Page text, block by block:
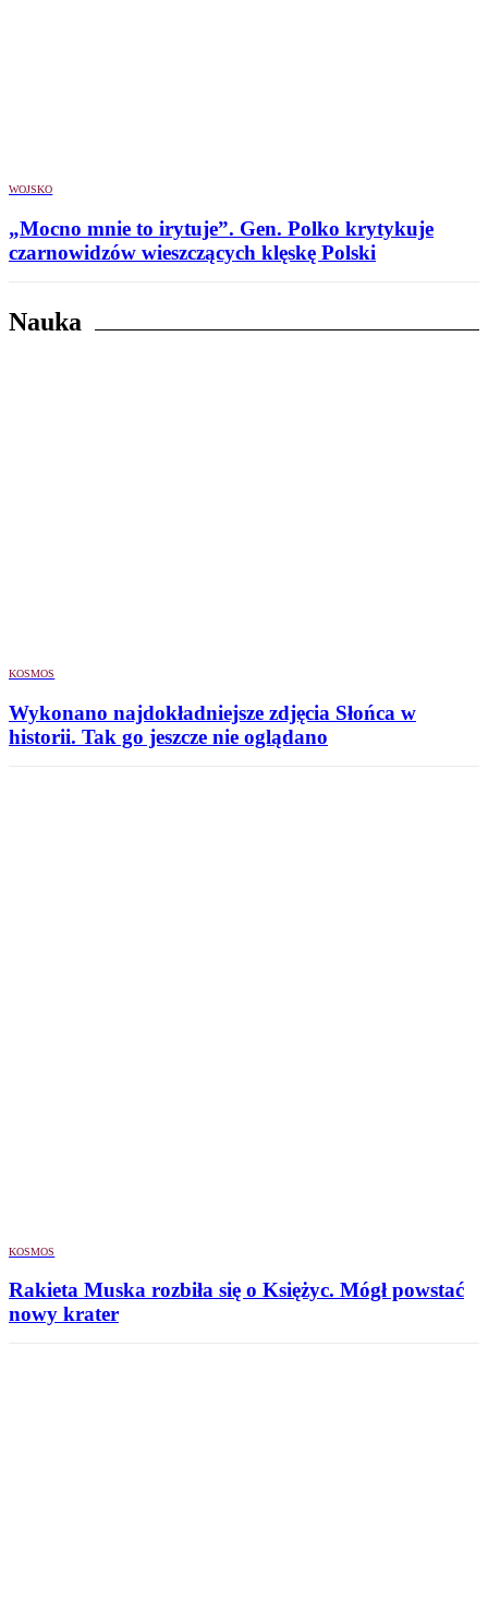
WOJSKO
„Mocno mnie to irytuje”. Gen. Polko krytykuje
czarnowidzów wieszczących klęskę Polski
Nauka
KOSMOS
Wykonano najdokładniejsze zdjęcia Słońca w
historii. Tak go jeszcze nie oglądano
KOSMOS
Rakieta Muska rozbiła się o Księżyc. Mógł powstać
nowy krater